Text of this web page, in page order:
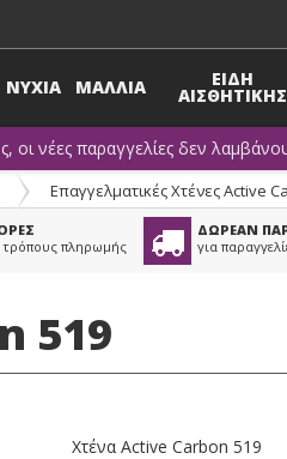
ΝΥΧΙΑ ΜΑΛΛΙΑ ΕΙΔΗ
ΑΙΣΘΗΤΙΚΗΣ
οι νέες παραγγελίες δεν
> Επαγγελματικές Χτένες Active
τρόπους πληρωμής
ΔΩΡΕΑΝ
για
519
Χτένα Active Carbon 519